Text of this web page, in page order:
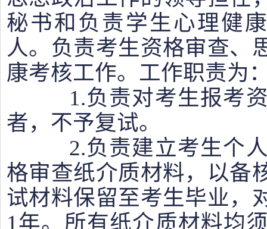
秘书和负责学生心理健
人。负责考生资格审查、
康考核工作。工作职责为
1.负责对考生报考资
者，不予复试。
2.负责建立考生个人
格审查纸介质材料，以备
试材料保留至考生毕业，
1年。所有纸介质材料均